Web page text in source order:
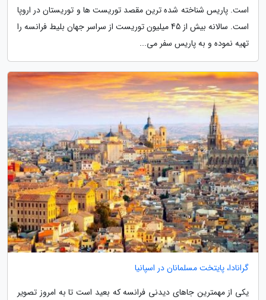
است. پاریس شناخته شده ترین مقصد توریست ها و توریستان در اروپا
است. سالانه بیش از 45 میلیون توریست از سراسر جهان بلیط فرانسه را
تهیه نموده و به پاریس سفر می...
گرانادا، پایتخت مسلمانان در اسپانیا
یکی از مهمترین جاهای دیدنی فرانسه که بعید است تا به امروز تصویر